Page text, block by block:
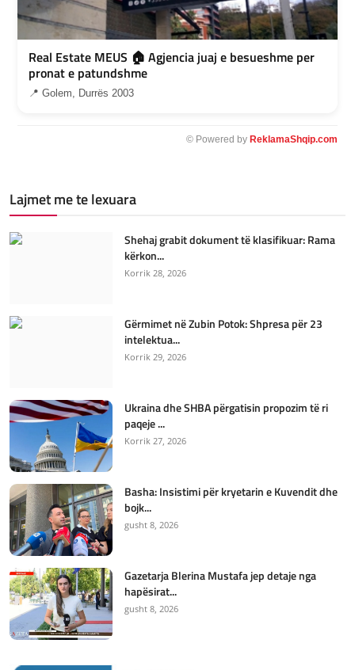
Real Estate MEUS 🏠 Agjencia juaj e besueshme per
pronat e patundshme
📍 Golem, Durrës 2003
© Powered by ReklamaShqip.com
Lajmet me te lexuara
Shehaj grabit dokument të klasifikuar: Rama
kërkon...
Korrik 28, 2026
Gërmimet në Zubin Potok: Shpresa për 23
intelektua...
Korrik 29, 2026
Ukraina dhe SHBA përgatisin propozim të ri
paqeje ...
Korrik 27, 2026
Basha: Insistimi për kryetarin e Kuvendit dhe
bojk...
gusht 8, 2026
Gazetarja Blerina Mustafa jep detaje nga
hapësirat...
gusht 8, 2026